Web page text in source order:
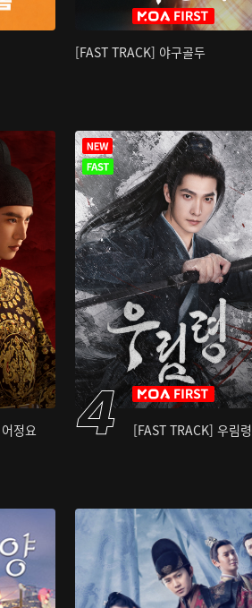
[FAST TRACK] 야구골두
정요 [FAST TRACK] 우림령